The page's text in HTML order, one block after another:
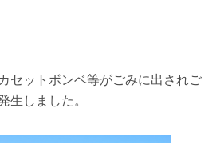
セットボンベ等がごみに出されご
生しました。